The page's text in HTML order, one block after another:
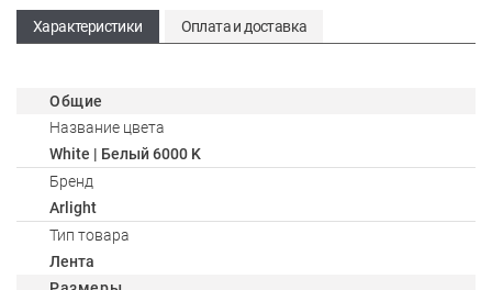
Характеристики Оплата и доставка
Общие
Название цвета
White | Белый 6000 K
Бренд
Arlight
Тип товара
Лента